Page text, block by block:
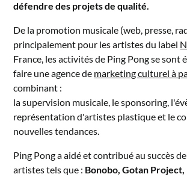
défendre des projets de qualité.
De la promotion musicale (web, presse,
principalement pour les artistes du label
France, les activités de Ping Pong se sont
faire une agence de marketing culturel à
combinant :
la supervision musicale, le sponsoring,
représentation d'artistes plastique et le
nouvelles tendances.
Ping Pong a aidé et contribué au succès
artistes tels que : Bonobo, Gotan Project,